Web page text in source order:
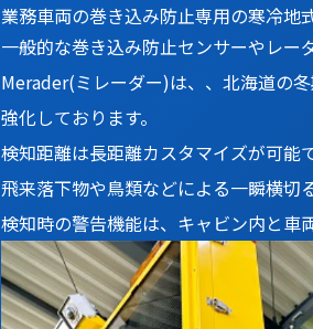
業務車両の巻き込み防止専用の寒冷地
一般的な巻き込み防止センサーやレー
Merader(ミレーダー)は、、北海道の
強化しております。
検知距離は長距離カスタマイズが可能
飛来落下物や鳥類などによる一瞬横切
検知時の警告機能は、キャビン内と車